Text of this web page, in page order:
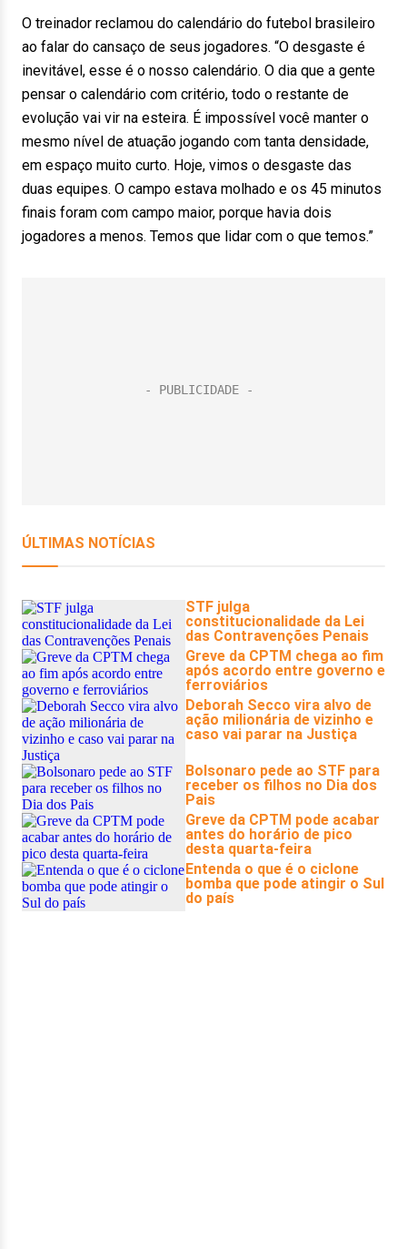
O treinador reclamou do calendário do futebol brasileiro
ao falar do cansaço de seus jogadores. “O desgaste é
inevitável, esse é o nosso calendário. O dia que a gente
pensar o calendário com critério, todo o restante de
evolução vai vir na esteira. É impossível você manter o
mesmo nível de atuação jogando com tanta densidade,
em espaço muito curto. Hoje, vimos o desgaste das
duas equipes. O campo estava molhado e os 45 minutos
finais foram com campo maior, porque havia dois
jogadores a menos. Temos que lidar com o que temos.”